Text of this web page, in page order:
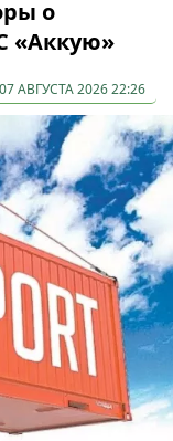
о
«Аккую»
07 АВГУСТА 2026 22:26